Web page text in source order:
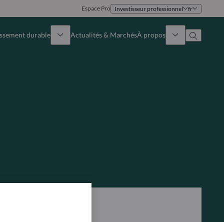
Espace Pro Investisseur professionnel fr
durable Actualités & MarchésÀ propos
Nous contacter